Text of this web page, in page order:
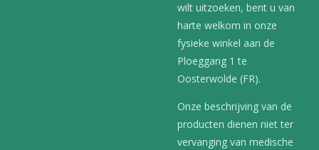
wilt uitzoeken, bent u van
harte welkom in onze
fysieke winkel aan de
Ploeggang 1 te
Oosterwolde (FR).
Onze beschrijving van de
producten dienen niet ter
vervanging van medische